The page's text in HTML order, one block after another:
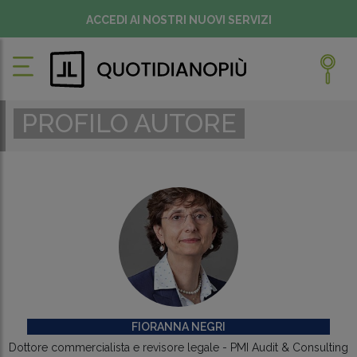
ACCEDI AI NOSTRI NUOVI SERVIZI
PROFILO AUTORE
FIORANNA NEGRI
Dottore commercialista e revisore legale - PMI Audit & Consulting